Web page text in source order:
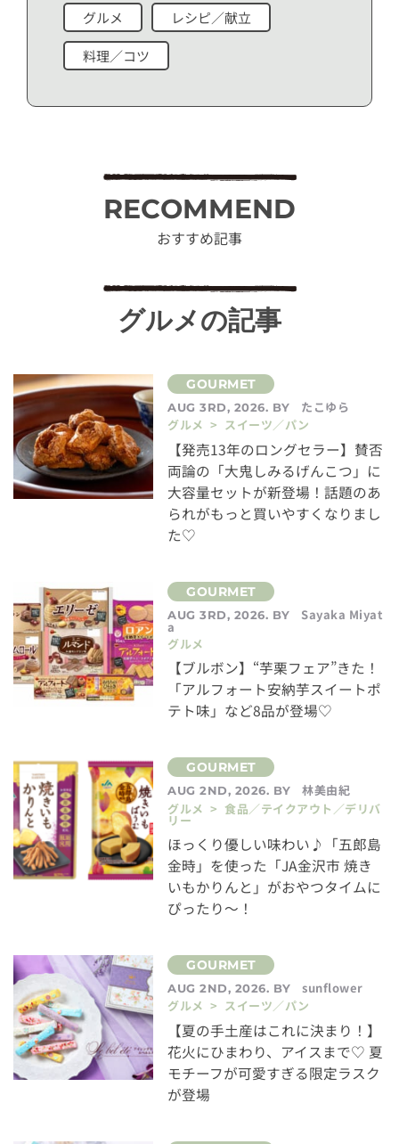
グルメ レシピ／献立
料理／コツ
RECOMMEND
おすすめ記事
グルメの記事
AUG 3RD, 2026. BY
たこゆら
グルメ > スイーツ／パン
【発売13年のロングセラー】賛否
両論の「大鬼しみるげんこつ」に
大容量セットが新登場！話題のあ
られがもっと買いやすくなりまし
た♡
AUG 3RD, 2026. BY Sayaka Miyat
a
グルメ
【ブルボン】“芋栗フェア”きた！
「アルフォート安納芋スイートポ
テト味」など8品が登場♡
AUG 2ND, 2026. BY
林美由紀
グルメ > 食品／テイクアウト／デリバ
リー
ほっくり優しい味わい♪「五郎島
金時」を使った「JA金沢市 焼き
いもかりんと」がおやつタイムに
ぴったり～！
AUG 2ND, 2026. BY
sunflower
グルメ > スイーツ／パン
【夏の手土産はこれに決まり！】
花火にひまわり、アイスまで♡ 夏
モチーフが可愛すぎる限定ラスク
が登場